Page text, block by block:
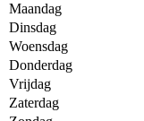
Maandag
Dinsdag
Woensdag
Donderdag
Vrijdag
Zaterdag